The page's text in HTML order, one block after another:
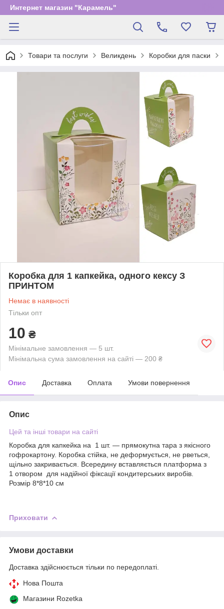
Интернет магазин "Карамель"
Товари та послуги Великдень Коробки для паски
Коробка для 1 капкейка, одного кексу З
ПРИНТОМ
Немає в наявності
Тільки опт
10 ₴
Мінімальне замовлення — 5 шт.
Мінімальна сума замовлення на сайті — 200 ₴
Опис Доставка Оплата Умови повернення
Опис
Цей та інші товари на сайті
Коробка для капкейка на 1 шт. — прямокутна тара з якісного
гофрокартону. Коробка стійка, не деформується, не рветься,
щільно закривається. Всередину вставляється платформа з
1 отвором для надійної фіксації кондитерських виробів.
Розмір 8*8*10 см
Приховати
Умови доставки
Доставка здійснюється тільки по передоплаті.
Нова Пошта
Магазини Rozetka